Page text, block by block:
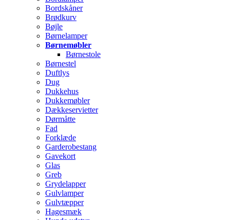
Bordskåner
Brødkurv
Bøjle
Børnelamper
Børnemøbler
Børnestole
Børnestel
Duftlys
Dug
Dukkehus
Dukkemøbler
Dækkeservietter
Dørmåtte
Fad
Forklæde
Garderobestang
Gavekort
Glas
Greb
Grydelapper
Gulvlamper
Gulvtæpper
Hagesmæk